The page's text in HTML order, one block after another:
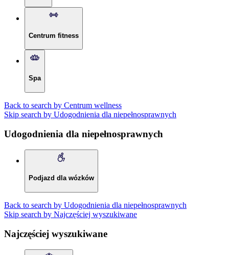
Centrum fitness
Spa
Back to search by Centrum wellness
Skip search by Udogodnienia dla niepełnosprawnych
Udogodnienia dla niepełnosprawnych
Podjazd dla wózków
Back to search by Udogodnienia dla niepełnosprawnych
Skip search by Najczęściej wyszukiwane
Najczęściej wyszukiwane